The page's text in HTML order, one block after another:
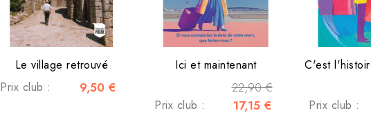
Le village retrouvé
Prix club :
9,50 €
Ici et maintenant
22,90 €
Prix club : 17,15 €
C'est
Prix club :